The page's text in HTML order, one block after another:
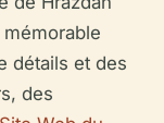
détails et des
des